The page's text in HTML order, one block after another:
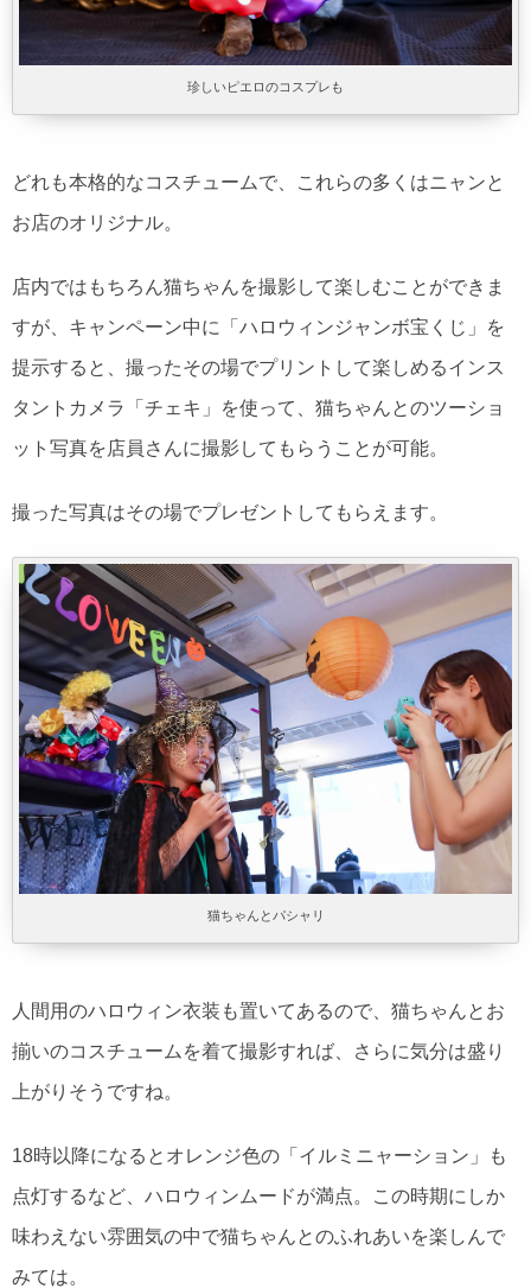
珍しいピエロのコスプレも
どれも本格的なコスチュームで、これらの多くはニャンと
お店のオリジナル。
店内ではもちろん猫ちゃんを撮影して楽しむことができま
すが、キャンペーン中に「ハロウィンジャンボ宝くじ」を
提示すると、撮ったその場でプリントして楽しめるインス
タントカメラ「チェキ」を使って、猫ちゃんとのツーショ
ット写真を店員さんに撮影してもらうことが可能。
撮った写真はその場でプレゼントしてもらえます。
猫ちゃんとパシャリ
人間用のハロウィン衣装も置いてあるので、猫ちゃんとお
揃いのコスチュームを着て撮影すれば、さらに気分は盛り
上がりそうですね。
18時以降になるとオレンジ色の「イルミニャーション」も
点灯するなど、ハロウィンムードが満点。この時期にしか
味わえない雰囲気の中で猫ちゃんとのふれあいを楽しんで
みては。